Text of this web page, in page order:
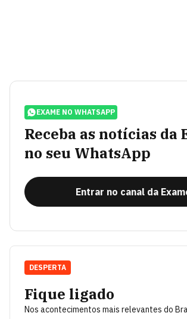
EXAME NO WHATSAPP
Receba as notícias da
no seu WhatsApp
Entrar no canal da
Fique ligado
Nos acontecimentos mais relevantes do
DESPERTA